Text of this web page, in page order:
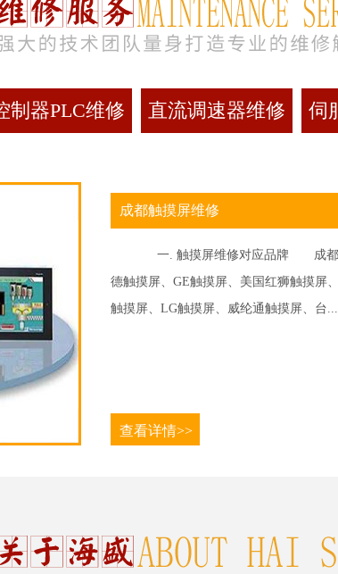
制器PLC维修 直流调速器维修 伺
成都触摸屏维修
一. 触摸屏维修对应品牌 成都海
德触摸屏、GE触摸屏、美国红狮触摸屏
触摸屏、LG触摸屏、威纶通触摸屏、台...
查看详情>>